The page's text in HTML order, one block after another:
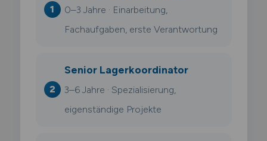
0–3 Jahre · Einarbeitung,
Fachaufgaben, erste Verantwortung
Senior Lagerkoordinator
3–6 Jahre · Spezialisierung,
eigenständige Projekte